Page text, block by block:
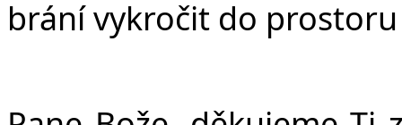
brání vykročit do